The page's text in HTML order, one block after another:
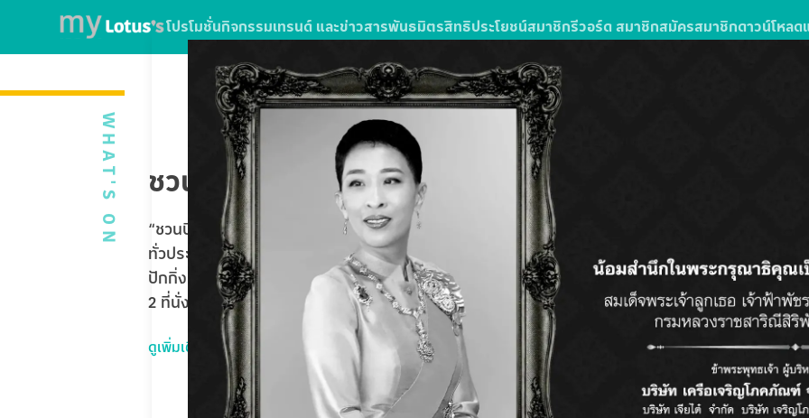
โปรโมชั่นกิจกรรมเทรนด์ และข่าวสารพันธมิตรสิทธิประโยชน์สมาชิกรีวอร์ด สมาชิกสมัครสมาชิกดาวน์โหลด
WHAT'S ON ชวนบินฟรี ตะลุยปักกิ่ง
“ชวนบินฟรี ตะลุยปักกิ่ง” ใบเสร็จจากการซื้อสินค้าหรือบริการในโลตัสส์มอลล์
ทั่วประเทศ หรือใช้บริการ SPARK EV ที่โลตัส โกเฟรช ลุ้นรับแพ็กเกจทัวร์
ปักกิ่ง Universal Studios Beijing 5 วัน 3 คืน จำนวน 10 รางวัล รางวัลละ
2 ที่นั่ง รวมมูลค่ากว่า 1,020,000 บาท
ดูเพิ่มเติม